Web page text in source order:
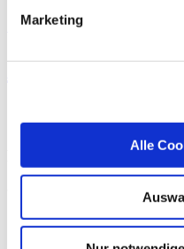
Marketing
Alle
Startseite der Fachabteilung
AKG Klinik
Geriatrie
Pflegerische
© Deutsches Krankenhaus
Kontakt